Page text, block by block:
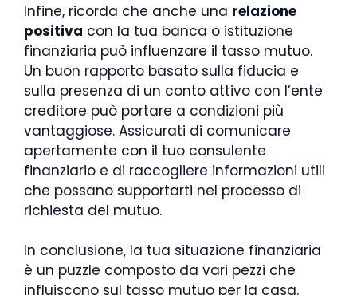
Infine, ricorda che anche una relazione
positiva con la tua banca o istituzione
finanziaria può influenzare il tasso mutuo.
Un buon rapporto basato sulla fiducia e
sulla presenza di un conto attivo con l’ente
creditore può portare a condizioni più
vantaggiose. Assicurati di comunicare
apertamente con il tuo consulente
finanziario e di raccogliere informazioni utili
che possano supportarti nel processo di
richiesta del mutuo.
In conclusione, la tua situazione finanziaria
è un puzzle composto da vari pezzi che
influiscono sul tasso mutuo per la casa.